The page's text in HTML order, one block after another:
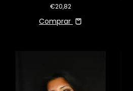
€20,82
Comprar